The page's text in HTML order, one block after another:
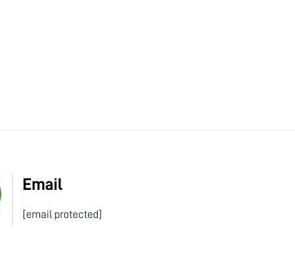
Email
[email protected]